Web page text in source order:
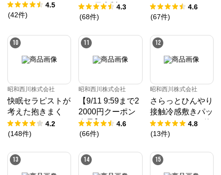
4.5
(42件)
ット日本製ドイツ
ダックダウン9
パワー［CMD羽
毛］
4.3
(68件)
パッド（パッドシ
ーツ）
4.6
(67件)
10
昭和西川株式会社
快眠セラピストが
考えた抱きまく
ら/EC220 4.2
(148件)
11
昭和西川株式会社
【9/11 9:59まで2
2000円クーポン
進呈】ムアツ マ
ットレス 30年ム
X《90日お試し対
象》／MuAtsu
4.6
(66件)
12
昭和西川株式会社
さらっとひんやり
接触冷感敷きパッ
ド（ツヌーガ®使
用） / Cool Liv S
4.8
(13件)
13 14 15